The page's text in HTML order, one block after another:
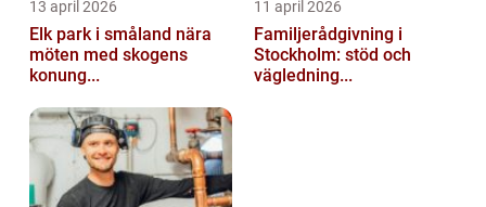
13 april 2026
Elk park i småland nära
möten med skogens
konung...
11 april 2026
Familjerådgivning i
Stockholm: stöd och
vägledning...